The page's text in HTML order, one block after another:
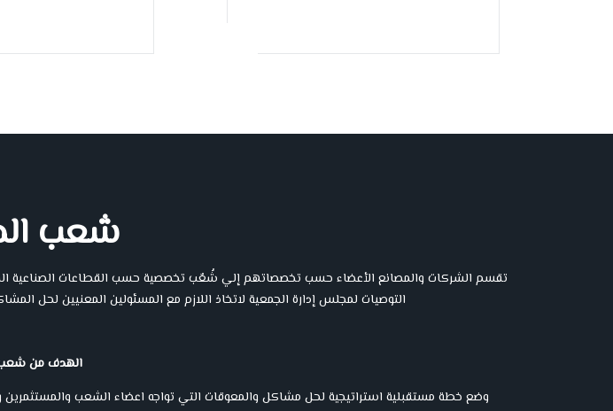
شعب
تقسم الشركات والمصانع الأعضاء حسب تخصصاتهم إلي شُعٌب تخصصية حسب القطاعات الصناعية
التوصيات لمجلس إدارة الجمعية لاتخاذ اللازم مع المسئولين المعنيين لحل
الهدف من شعب
وضع خطة مستقبلية استراتيجية لحل مشاكل والمعوقات التي تواجه اعضاء الشعب